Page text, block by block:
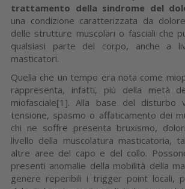
trattamento della sindrome del
una condizione caratterizzata da
delle strutture muscolari o fasciali che
qualsiasi parte del corpo, anche a
masticatori.
Quella che un tempo era nota come
rappresenta, infatti, più della metà
miofasciale[1]. Alla base del disturbo
tensione, spasmo o affaticamento dei
chi ne soffre presenta bruxismo,
livello della muscolatura masticatoria,
altre aree del capo e del collo.
presenti anomalie della mobilità della
genere reperibili i trigger point locali,